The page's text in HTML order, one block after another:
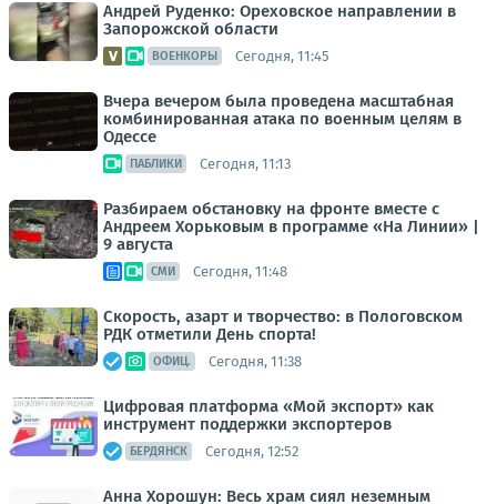
Андрей Руденко: Ореховское направлении в
Запорожской области
ВОЕНКОРЫ Сегодня, 11:45
Вчера вечером была проведена масштабная
комбинированная атака по военным целям в
Одессе
ПАБЛИКИ Сегодня, 11:13
Разбираем обстановку на фронте вместе с
Андреем Хорьковым в программе «На Линии» |
9 августа
СМИ Сегодня, 11:48
Скорость, азарт и творчество: в Пологовском
РДК отметили День спорта!
ОФИЦ. Сегодня, 11:38
Цифровая платформа «Мой экспорт» как
инструмент поддержки экспортеров
БЕРДЯНСК Сегодня, 12:52
Анна Хорошун: Весь храм сиял неземным